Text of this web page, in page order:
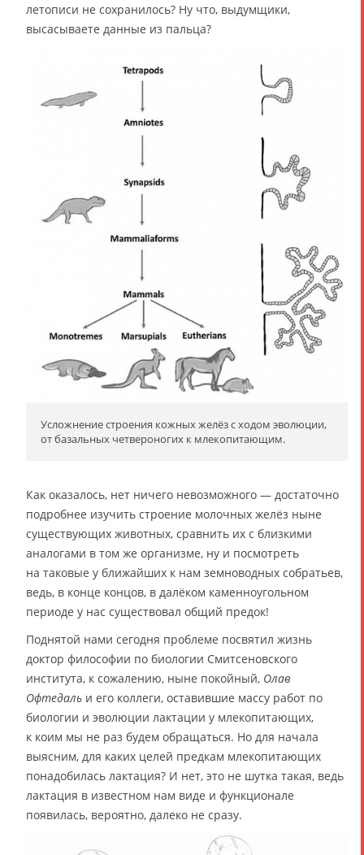
летописи не сохранилось? Ну что, выдумщики,
высасываете данные из пальца?
Усложнение строения кожных желёз с ходом эволюции,
от базальных четвероногих к млекопитающим.
Как оказалось, нет ничего невозможного ― достаточно
подробнее изучить строение молочных желёз ныне
существующих животных, сравнить их с близкими
аналогами в том же организме, ну и посмотреть
на таковые у ближайших к нам земноводных собратьев,
ведь, в конце концов, в далёком каменноугольном
периоде у нас существовал общий предок!
Поднятой нами сегодня проблеме посвятил жизнь
доктор философии по биологии Смитсеновского
института, к сожалению, ныне покойный, Олав
Офтедаль и его коллеги, оставившие массу работ по
биологии и эволюции лактации у млекопитающих,
к коим мы не раз будем обращаться. Но для начала
выясним, для каких целей предкам млекопитающих
понадобилась лактация? И нет, это не шутка такая, ведь
лактация в известном нам виде и функционале
появилась, вероятно, далеко не сразу.